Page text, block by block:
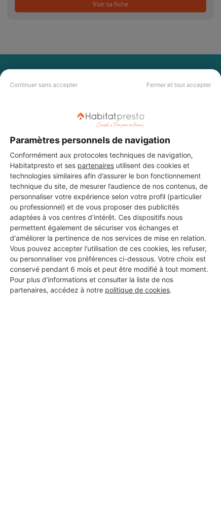
Continuer sans accepter Fermer et tout accepter
Paramètres personnels de navigation
Conformément aux protocoles techniques de navigation,
Habitatpresto et ses partenaires utilisent des cookies et
technologies similaires afin d’assurer le bon fonctionnement
technique du site, de mesurer l’audience de nos contenus, de
personnaliser votre expérience selon votre profil (particulier
ou professionnel) et de vous proposer des publicités
adaptées à vos centres d’intérêt. Ces dispositifs nous
permettent également de sécuriser vos échanges et
d'améliorer la pertinence de nos services de mise en relation.
Vous pouvez accepter l'utilisation de ces cookies, les refuser,
ou personnaliser vos préférences ci-dessous. Votre choix est
conservé pendant 6 mois et peut être modifié à tout moment.
Pour plus d'informations et consulter la liste de nos
partenaires, accédez à notre politique de cookies.
Voir sa fiche
PAS LE TEMPS DE
CHERCHER ?
Vous souhaitez réaliser des travaux et ne savez quel professionnel
choisir ? Demandez des devis travaux
auprès de notre réseau de 5 000
professionnels partout en France.
DEMANDER UN DEVIS